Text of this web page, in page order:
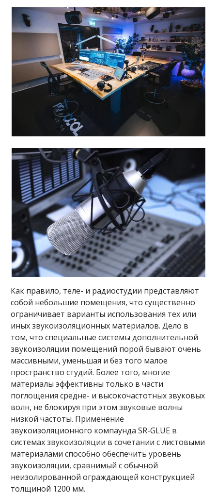
Как правило, теле- и радиостудии представляют
собой небольшие помещения, что существенно
ограничивает варианты использования тех или
иных звукоизоляционных материалов. Дело в
том, что специальные системы дополнительной
звукоизоляции помещений порой бывают очень
массивными, уменьшая и без того малое
пространство студий. Более того, многие
материалы эффективны только в части
поглощения средне- и высокочастотных звуковых
волн, не блокируя при этом звуковые волны
низкой частоты. Применение
звукоизоляционного компаунда SR-GLUE в
системах звукоизоляции в сочетании с листовыми
материалами способно обеспечить уровень
звукоизоляции, сравнимый с обычной
неизолированной ограждающей конструкцией
толщиной 1200 мм.